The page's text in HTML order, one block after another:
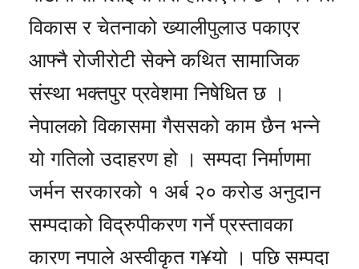
विकास र चेतनाको ख्यालीपुलाउ पकाएर
आफ्नै रोजीरोटी सेक्ने कथित सामाजिक
संस्था भक्तपुर प्रवेशमा निषेधित छ ।
नेपालको विकासमा गैससको काम छैन भन्ने
यो गतिलो उदाहरण हो । सम्पदा निर्माणमा
जर्मन सरकारको १ अर्ब २० करोड अनुदान
सम्पदाको विद्रुपीकरण गर्ने प्रस्तावका
कारण नपाले अस्वीकृत ग¥यो । पछि सम्पदा